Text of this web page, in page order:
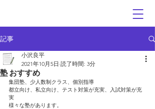
記事
塾 おすすめ
小沢良平
2021年10月5日 読了時間: 3分
集団塾、少人数制クラス、個別指導
都立向け、私立向け、テスト対策が充実、入試対策が充
実
様々な塾があります。